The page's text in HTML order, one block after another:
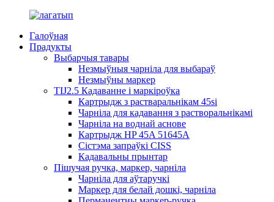
Галоўная
Прадукты
Выбарчыя тавары
Незмыўныя чарніла для выбараў
Незмыўны маркер
TIJ2.5 Кадаванне і маркіроўка
Картрыдж з растваральнікам 45si
Чарніла для кадавання з растворальнікамі
Чарніла на воднай аснове
Картрыдж HP 45A 51645A
Сістэма запраўкі CISS
Кадавальны прынтар
Пішучая ручка, маркер, чарніла
Чарніла для аўтаручкі
Маркер для белай дошкі, чарніла